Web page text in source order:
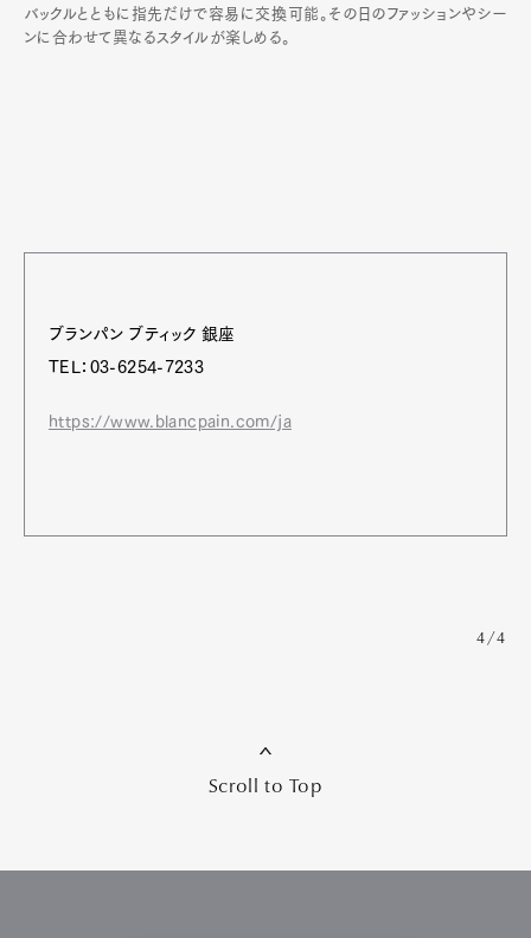
バックルとともに指先だけで容易に交換可能。その日のファッションやシー
ンに合わせて異なるスタイルが楽しめる。
ブランパン ブティック 銀座
TEL：03-6254-7233
https://www.blancpain.com/ja
4/4
Scroll to Top